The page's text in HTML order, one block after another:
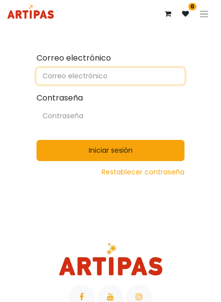
0
Correo electrónico
Contraseña
Iniciar sesión
Restablecer contraseña